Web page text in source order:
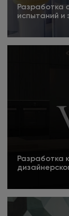
Разработка
испытаний и
Подробнее
Разработка
Подробнее